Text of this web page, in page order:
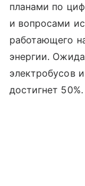
планами по
и вопросами
работающего
энергии.
электробусов
достигнет 50%.